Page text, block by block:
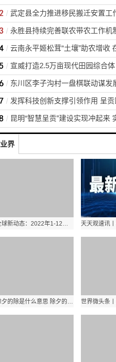
业界
全球新动态：2022年1-12月电力消费情况：工业和制造业用电增速低于全社会平均水平
除夕的除是什么意思 除夕的除有什么含义|天天快看